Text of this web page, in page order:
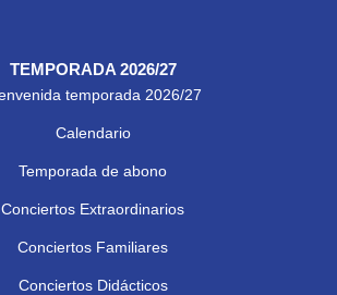
TEMPORADA 2026/27
temporada 2026/27
Calendario
Temporada de abono
Conciertos Extraordinarios
Conciertos Familiares
Conciertos Didácticos